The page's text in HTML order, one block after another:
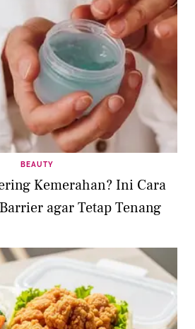
BEAUTY
Kemerahan? Ini Cara
agar Tetap Tenang